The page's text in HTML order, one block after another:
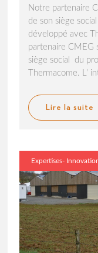
Notre partenaire
de son siège
développé avec
partenaire CMEG
siège social du
Thermacome. L’
Lire la suite
Expertises-